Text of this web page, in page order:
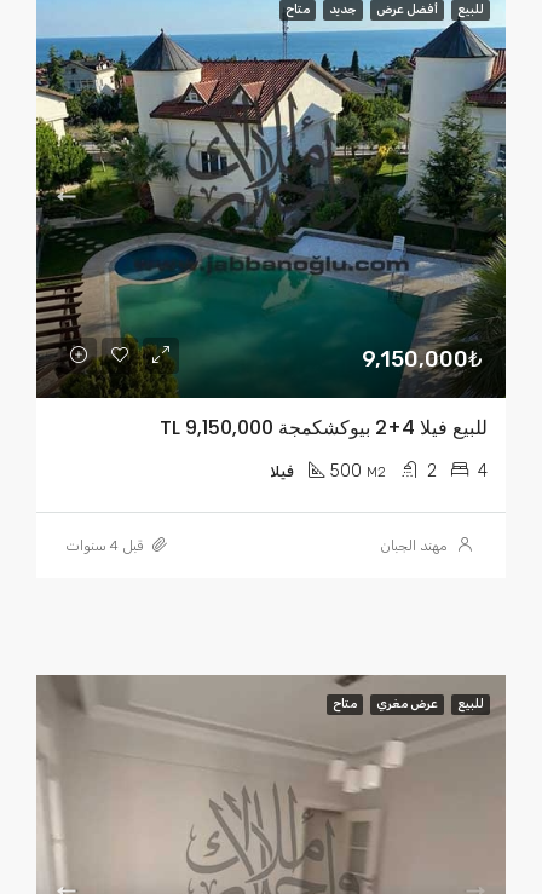
للبيع أفضل عرض جديد متاح
9,150,000₺
للبيع فيلا 4+2 بيوكشكمجة TL 9,150,000
4
2
500 M2 فيلا
مهند الجبان قبل 4 سنوات
للبيع عرض مغري متاح